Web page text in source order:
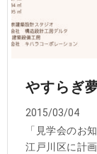
やすらぎ
2015/03/04
「見学会のお
江戸川区に計